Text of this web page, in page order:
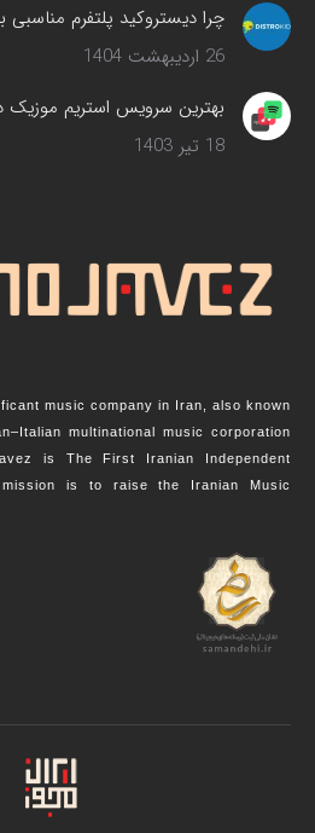
چرا دیستروکید پلتفرم
26 اردیبهشت 1404
بهترین سرویس‌ استریم موزیک در
18 تیر 1403
music company in Iran, also known
multinational music corporation
is The First Iranian Independent
is to raise the Iranian Music